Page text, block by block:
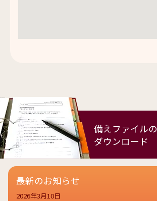
備えファイルの
ダウンロード
最新のお知らせ
2026年3月10日